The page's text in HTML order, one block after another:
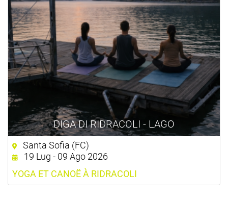
DIGA DI RIDRACOLI - LAGO
Santa Sofia (FC)
19 Lug - 09 Ago 2026
YOGA ET CANOË À RIDRACOLI